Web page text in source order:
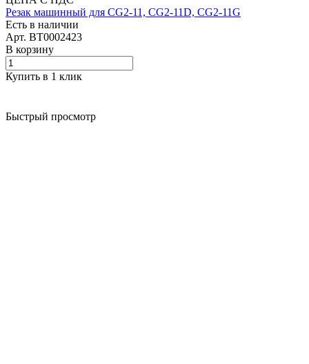
Резак машинный для CG2-11, CG2-11D, CG2-11G
Есть в наличии
Арт. BT0002423
В корзину
Купить в 1 клик
Быстрый просмотр